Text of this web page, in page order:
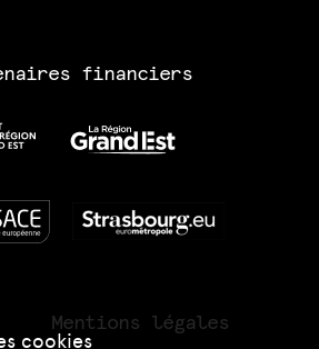
cookies
financiers
Mentions légales